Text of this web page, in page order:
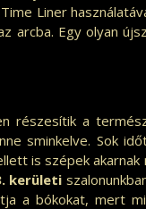
Liner
arcba. Egy olyan
részesítik a
sminkelve. Sok
is szépek
kerületi
a bókokat, mert